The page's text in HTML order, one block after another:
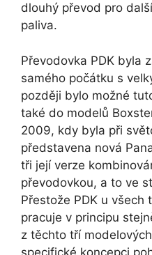
dlouhý převod pro
paliva.
Převodovka PDK byla
samého počátku s
později bylo možné
také do modelů
2009, kdy byla při
představena nová
tři její verze
převodovkou, a to ve
Přestože PDK u všech
pracuje v principu
z těchto tří
specifické koncepci